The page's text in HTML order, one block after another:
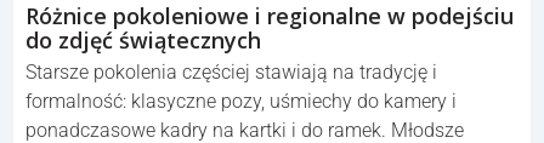
Różnice pokoleniowe i regionalne w podejściu
do zdjęć świątecznych
Starsze pokolenia częściej stawiają na tradycję i
formalność: klasyczne pozy, uśmiechy do kamery i
ponadczasowe kadry na kartki i do ramek. Młodsze